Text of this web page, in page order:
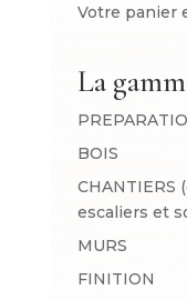
Votre panier
La
BOIS
CHANTIERS
escaliers et
MURS
FINITION